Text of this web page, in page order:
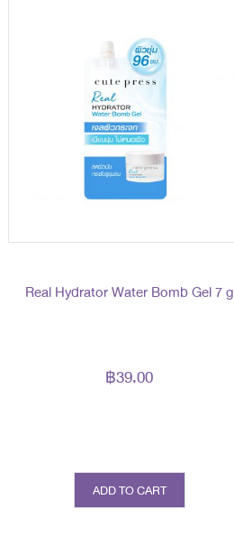
Real Hydrator Water Bomb Gel 7 g
฿39.00
ADD TO CART